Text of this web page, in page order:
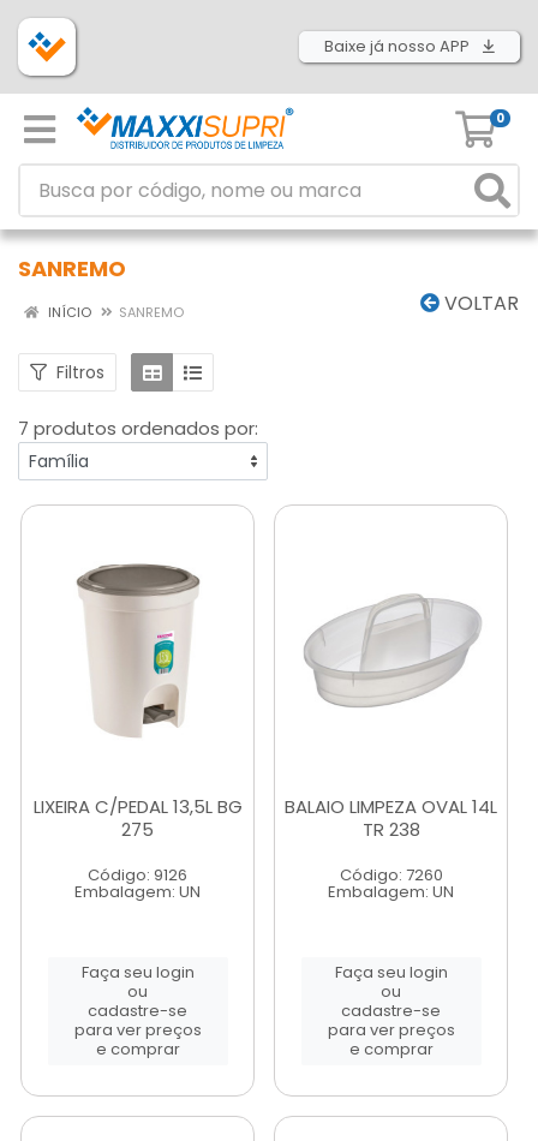
Baixe já nosso APP
0
SANREMO
VOLTAR
INÍCIO SANREMO
Filtros
7 produtos ordenados por:
LIXEIRA C/PEDAL 13,5L BG
275
Código: 9126
Embalagem: UN
Faça seu login
ou
cadastre-se
para ver preços
e comprar
BALAIO LIMPEZA OVAL 14L
TR 238
Código: 7260
Embalagem: UN
Faça seu login
ou
cadastre-se
para ver preços
e comprar